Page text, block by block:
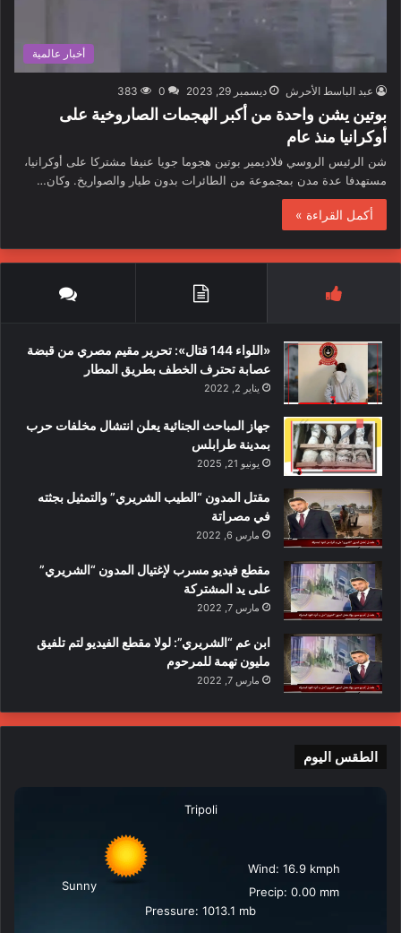
أخبار عالمية
عبد الباسط الأحرش ديسمبر 29, 2023 0
383
بوتين يشن واحدة من أكبر الهجمات الصاروخية على
أوكرانيا منذ عام
شن الرئيس الروسي فلاديمير بوتين هجوما جويا عنيفا مشتركا على أوكرانيا،
مستهدفا عدة مدن بمجموعة من الطائرات بدون طيار والصواريخ. وكان…
أكمل القراءة »
«اللواء 144 قتال»: تحرير مقيم مصري من قبضة
عصابة تحترف الخطف بطريق المطار
يناير 2, 2022
جهاز المباحث الجنائية يعلن انتشال مخلفات حرب
بمدينة طرابلس
يونيو 21, 2025
مقتل المدون “الطيب الشريري” والتمثيل بجثته
في مصراتة
مارس 6, 2022
مقطع فيديو مسرب لإغتيال المدون “الشريري”
على يد المشتركة
مارس 7, 2022
ابن عم “الشريري”: لولا مقطع الفيديو لتم تلفيق
مليون تهمة للمرحوم
مارس 7, 2022
الطقس اليوم
Tripoli
Sunny
Wind: 16.9 kmph
Precip: 0.00 mm
Pressure: 1013.1 mb